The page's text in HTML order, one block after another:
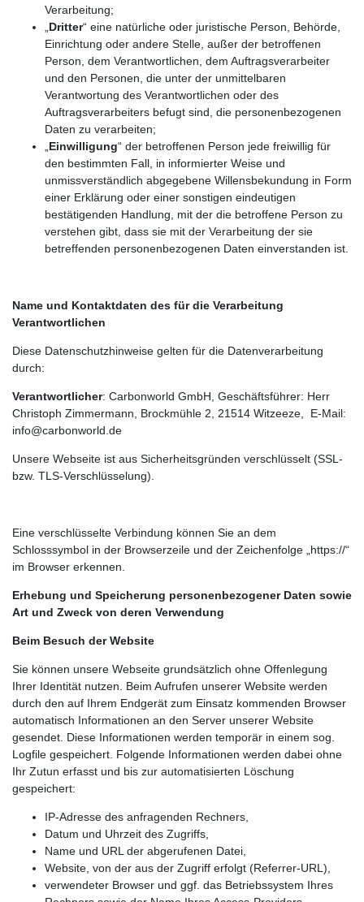
Verarbeitung;
Dritter“ eine natürliche oder juristische Person, Behörde,
Einrichtung oder andere Stelle, außer der betroffenen
Person, dem Verantwortlichen, dem Auftragsverarbeiter
und den Personen, die unter der unmittelbaren
Verantwortung des Verantwortlichen oder des
Auftragsverarbeiters befugt sind, die personenbezogenen
Daten zu verarbeiten;
Einwilligung“ der betroffenen Person jede freiwillig für
den bestimmten Fall, in informierter Weise und
unmissverständlich abgegebene Willensbekundung in Form
einer Erklärung oder einer sonstigen eindeutigen
bestätigenden Handlung, mit der die betroffene Person zu
verstehen gibt, dass sie mit der Verarbeitung der sie
betreffenden personenbezogenen Daten einverstanden ist.
Name und Kontaktdaten des für die Verarbeitung
Verantwortlichen
Diese Datenschutzhinweise gelten für die Datenverarbeitung
durch:
Verantwortlicher: Carbonworld GmbH, Geschäftsführer: Herr
Christoph Zimmermann, Brockmühle 2, 21514 Witzeeze, E-Mail:
info@carbonworld.de
Unsere Webseite ist aus Sicherheitsgründen verschlüsselt (SSL-
bzw. TLS-Verschlüsselung).
Eine verschlüsselte Verbindung können Sie an dem
Schlosssymbol in der Browserzeile und der Zeichenfolge „https://“
im Browser erkennen.
Erhebung und Speicherung personenbezogener Daten sowie
Art und Zweck von deren Verwendung
Beim Besuch der Website
Sie können unsere Webseite grundsätzlich ohne Offenlegung
Ihrer Identität nutzen. Beim Aufrufen unserer Website werden
durch den auf Ihrem Endgerät zum Einsatz kommenden Browser
automatisch Informationen an den Server unserer Website
gesendet. Diese Informationen werden temporär in einem sog.
Logfile gespeichert. Folgende Informationen werden dabei ohne
Ihr Zutun erfasst und bis zur automatisierten Löschung
gespeichert:
IP-Adresse des anfragenden Rechners,
Datum und Uhrzeit des Zugriffs,
Name und URL der abgerufenen Datei,
Website, von der aus der Zugriff erfolgt (Referrer-URL),
verwendeter Browser und ggf. das Betriebssystem Ihres